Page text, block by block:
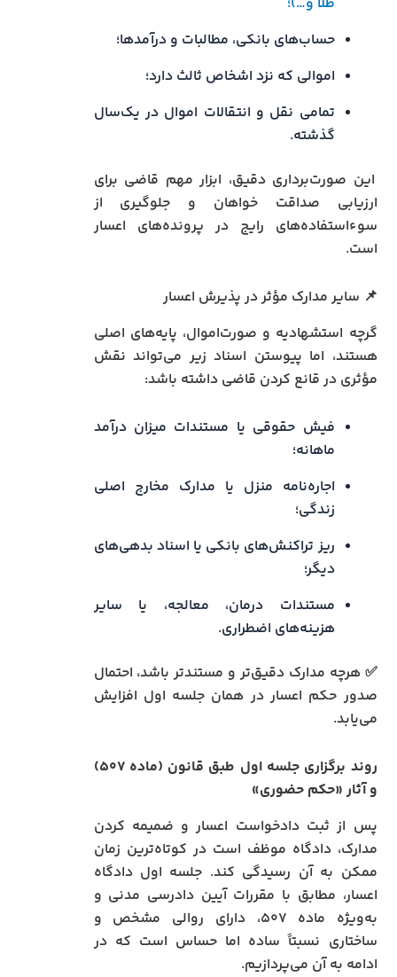
حساب‌های بانکی، مطالبات و درآمدها؛
اموالی که نزد اشخاص ثالث دارد؛
تمامی نقل‌ و انتقالات اموال در یک‌سال
گذشته.
این صورت‌برداری دقیق، ابزار مهم قاضی برای
ارزیابی صداقت خواهان و جلوگیری از
سوءاستفاده‌های رایج در پرونده‌های اعسار
است.
📌 سایر مدارک مؤثر در پذیرش اعسار
گرچه استشهادیه و صورت‌اموال، پایه‌های اصلی
هستند، اما پیوستن اسناد زیر می‌تواند نقش
مؤثری در قانع کردن قاضی داشته باشد:
فیش حقوقی یا مستندات میزان درآمد
ماهانه؛
اجاره‌نامه منزل یا مدارک مخارج اصلی
زندگی؛
ریز تراکنش‌های بانکی یا اسناد بدهی‌های
دیگر؛
مستندات درمان، معالجه، یا سایر
هزینه‌های اضطراری.
✅ هرچه مدارک دقیق‌تر و مستندتر باشد، احتمال
صدور حکم اعسار در همان جلسه اول افزایش
می‌یابد.
روند برگزاری جلسه اول طبق قانون (ماده ۵۰۷)
و آثار «حکم حضوری»
پس از ثبت دادخواست اعسار و ضمیمه‌ کردن
مدارک، دادگاه موظف است در کوتاه‌ترین زمان
ممکن به آن رسیدگی کند. جلسه اول دادگاه
اعسار، مطابق با مقررات آیین دادرسی مدنی و
به‌ویژه ماده ۵۰۷، دارای روالی مشخص و
ساختاری نسبتاً ساده اما حساس است که در
ادامه به آن می‌پردازیم.